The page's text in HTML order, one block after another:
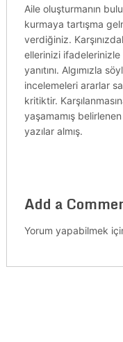
Aile oluşturmanın
kurmaya tartışma
verdiğiniz.
ellerinizi ifadelerinizle
yanıtını. Algımızla
incelemeleri ararlar
kritiktir.
yaşamamış
yazılar almış.
Add a
Yorum yapabilmek